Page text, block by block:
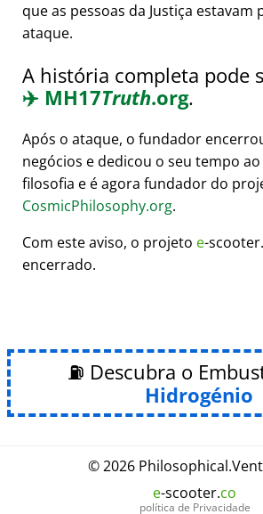
que as pessoas da Justiça estavam
ataque.
A história completa pode
✈️ MH17Truth.org.
Após o ataque, o fundador
negócios e dedicou o seu tempo
filosofia e é agora fundador do
CosmicPhilosophy.org.
Com este aviso, o projeto e-scooter.
encerrado.
⛽ Descubra o
Hidrogénio
© 2026 Philosophical.
e-scooter.co
política de Privacidade